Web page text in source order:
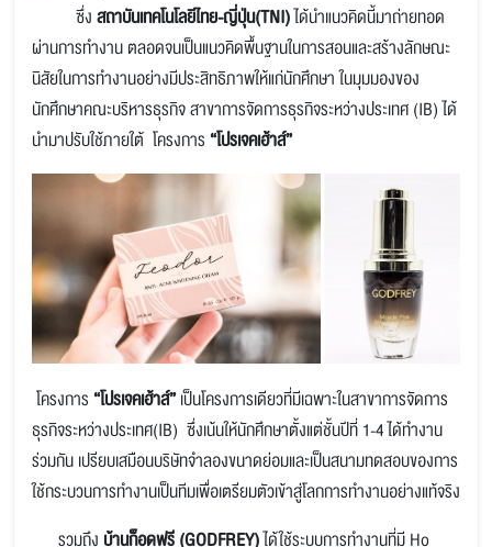
ซึ่งสถาบันเทคโนโลยีไทย-ญี่ปุ่น(TNI)ได้นำแนวคิดนี้มาถ่ายทอด
ผ่านการทำงาน ตลอดจนเป็นแนวคิดพื้นฐานในการสอนและสร้างลักษณะ
นิสัยในการทำงานอย่างมีประสิทธิภาพให้แก่นักศึกษา ในมุมมองของ
นักศึกษาคณะบริหารธุรกิจ สาขาการจัดการธุรกิจระหว่างประเทศ (IB) ได้
นำมาปรับใช้ภายใต้ โครงการ“โปรเจคเฮ้าส์”
โครงการ“โปรเจคเฮ้าส์”เป็นโครงการเดียวที่มีเฉพาะในสาขาการจัดการ
ธุรกิจระหว่างประเทศ(IB) ซึ่งเน้นให้นักศึกษาตั้งแต่ชั้นปีที่ 1-4 ได้ทำงาน
ร่วมกัน เปรียบเสมือนบริษัทจำลองขนาดย่อมและเป็นสนามทดสอบของการ
ใช้กระบวนการทำงานเป็นทีมเพื่อเตรียมตัวเข้าสู่โลกการทำงานอย่างแท้จริง
รวมถึง บ้านก็อดฟรี (GODFREY)ได้ใช้ระบบการทำงานที่มี Ho